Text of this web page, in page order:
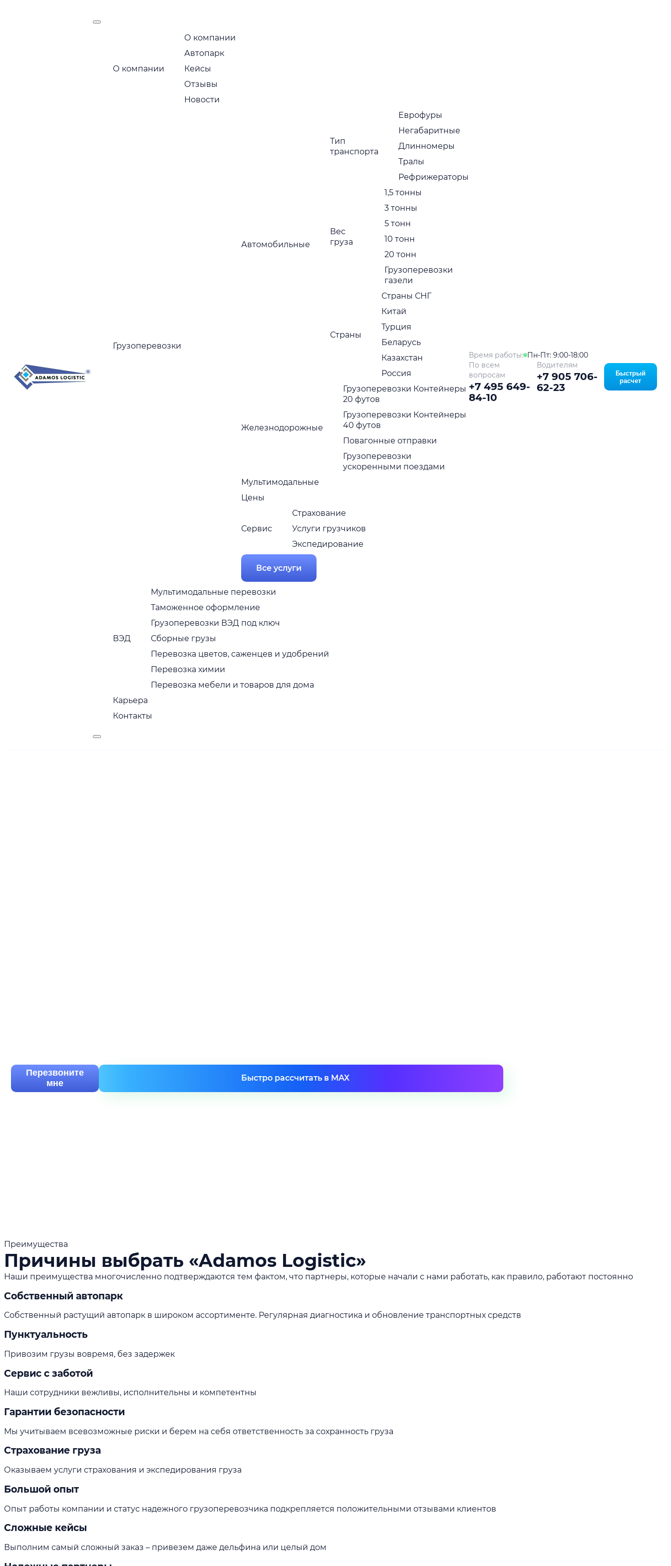
О компании
О компании
Автопарк
Кейсы
Отзывы
Новости
Грузоперевозки
Автомобильные
Тип
транспорта
Еврофуры
Негабаритные
Длинномеры
Тралы
Рефрижераторы
Вес
груза
1,5 тонны
3 тонны
5 тонн
10 тонн
20 тонн
Грузоперевозки
газели
Страны
Страны СНГ
Китай
Турция
Беларусь
Казахстан
Россия
Железнодорожные
Грузоперевозки Контейнеры
20 футов
Грузоперевозки Контейнеры
40 футов
Повагонные отправки
Грузоперевозки
ускоренными поездами
Мультимодальные
Цены
Сервис
Страхование
Услуги грузчиков
Экспедирование
Все услуги
ВЭД
Мультимодальные перевозки
Таможенное оформление
Грузоперевозки ВЭД под ключ
Сборные грузы
Перевозка цветов, саженцев и удобрений
Перевозка химии
Перевозка мебели и товаров для дома
Карьера
Контакты
Время работы: Пн-Пт: 9:00-18:00
По всем
вопросам
+7 495 649-
84-10
Водителям
+7 905 706-
62-23
Быстрый
расчет
Перезвоните
мне
Быстро рассчитать в MAX
Преимущества
Причины выбрать «Adamos Logistic»
Наши преимущества многочисленно подтверждаются тем фактом, что партнеры, которые начали с нами работать, как правило, работают постоянно
Собственный автопарк
Собственный растущий автопарк в широком ассортименте. Регулярная диагностика и обновление транспортных средств
Пунктуальность
Привозим грузы вовремя, без задержек
Сервис с заботой
Наши сотрудники вежливы, исполнительны и компетентны
Гарантии безопасности
Мы учитываем всевозможные риски и берем на себя ответственность за сохранность груза
Страхование груза
Оказываем услуги страхования и экспедирования груза
Большой опыт
Опыт работы компании и статус надежного грузоперевозчика подкрепляется положительными отзывами клиентов
Сложные кейсы
Выполним самый сложный заказ – привезем даже дельфина или целый дом
Нажимая на кнопку отправить Вы соглашаетесь с политикой
Маршрут следования:
Москва — Санкт-Петербург
Позвоните по бесплатному номеру и уточните